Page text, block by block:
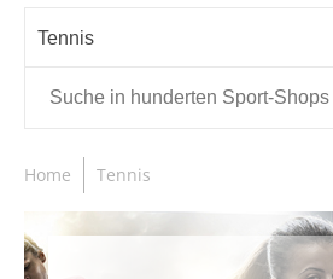
Tennis
Home Tennis